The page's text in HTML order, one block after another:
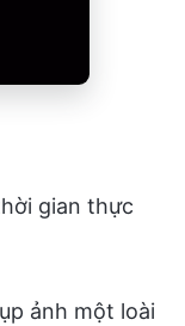
gian thực
ảnh một loài